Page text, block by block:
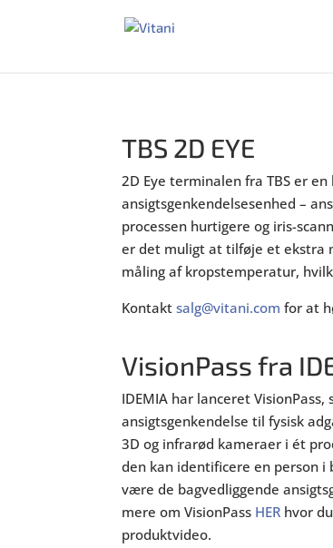
TBS 2D EYE
2D Eyeterminalen fra TBS er
ansigtsgenkendelsesenhed –
processen hurtigere og iris-
er det muligt at tilføje et ekstra
måling af kropstemperatur,
Kontaktsalg@vitani.com for at
VisionPass fra
IDEMIA har lanceret
ansigtsgenkendelse til fysisk
3D og infrarød kameraer i ét
den kan identificere en person
være de bagvedliggende
mere om VisionPass HER hvor
produktvideo.